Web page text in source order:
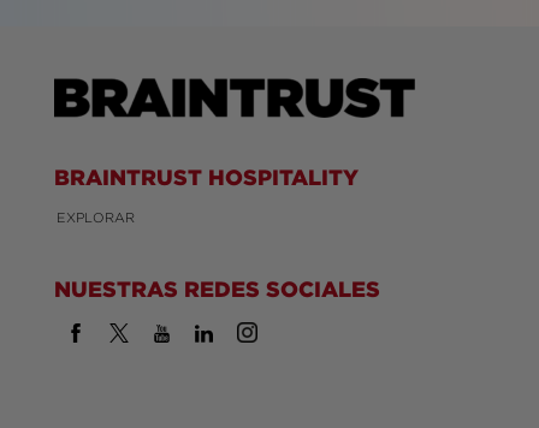
BRAINTRUST HOSPITALITY
EXPLORAR
NUESTRAS REDES SOCIALES